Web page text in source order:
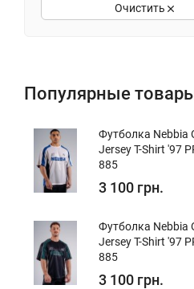
RE-FRESH Drop collection
INTENSE_2023
INTENSE
FEEL GOOD, LOOK GOOD
OCEAN SELECTED
Очистить
Популярные
Футболка Nebbia
Jersey T-Shirt '97
885
3 100 грн.
Футболка Nebbia
Jersey T-Shirt '97
885
3 100 грн.